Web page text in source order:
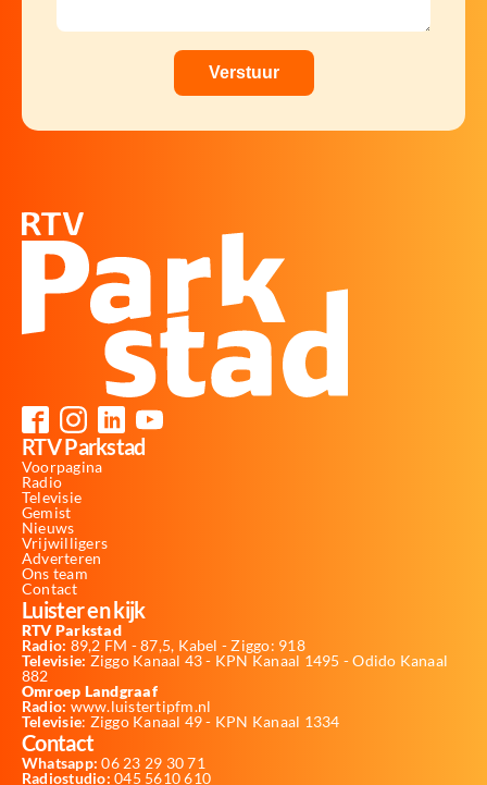
RTV Parkstad
Voorpagina
Radio
Televisie
Gemist
Nieuws
Vrijwilligers
Adverteren
Ons team
Contact
Luister en kijk
RTV Parkstad
Radio: 89,2 FM - 87,5, Kabel - Ziggo: 918
Televisie: Ziggo Kanaal 43 - KPN Kanaal 1495 - Odido Kanaal
882
Omroep Landgraaf
Radio: www.luistertipfm.nl
Televisie: Ziggo Kanaal 49 - KPN Kanaal 1334
Contact
Whatsapp: 06 23 29 30 71
Radiostudio: 045 5610 610